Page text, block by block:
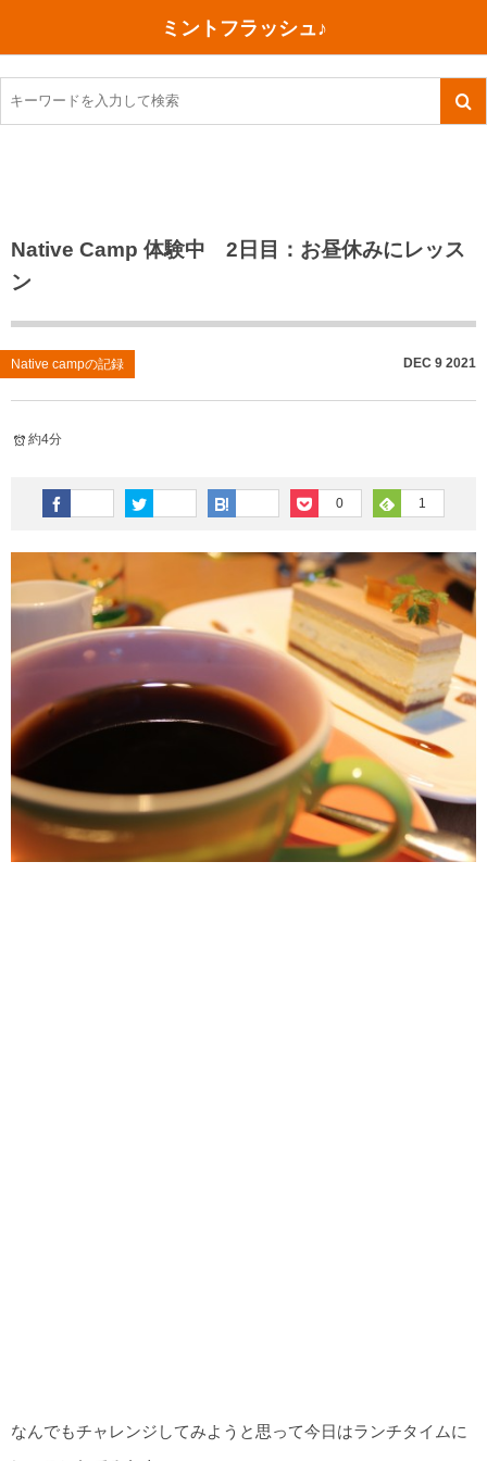
ミントフラッシュ♪
Native Camp 体験中 2日目：お昼休みにレッス
ン
Native campの記録 DEC 9 2021
約4分
0 1
なんでもチャレンジしてみようと思って今日はランチタイムに
TOEIC感想・結果
TOEIC800点への道
TOEIC（作戦・ノウハウなど）
TOEIC700点への道
英単語
その他英語関連
今日買った本
ご朱印帳めぐり
川越（埼玉県）
沖縄
神戸
行ってきたあれこれ
旅行関連あれこれ
ファスティング
コスメ
ダイエット
健康あれこれ
美容あれこれ
食べ物
今日の一枚
月、星、宇宙